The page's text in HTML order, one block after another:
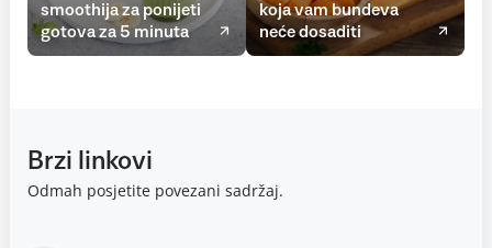
smoothija za ponijeti
gotova za 5 minuta
koja vam bundeva
neće dosaditi
Brzi linkovi
Odmah posjetite povezani sadržaj.